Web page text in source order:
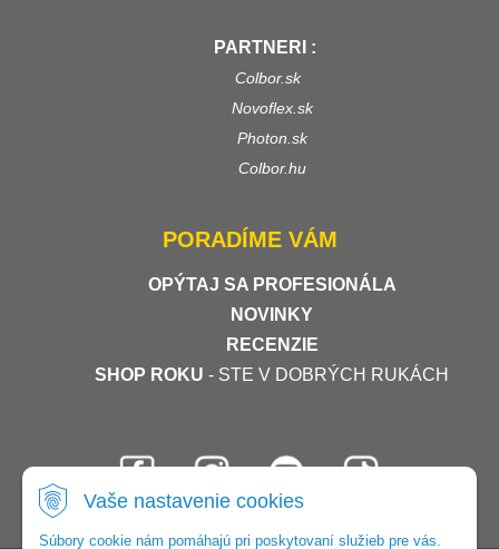
Vaše nastavenie cookies
Súbory cookie nám pomáhajú pri poskytovaní služieb pre vás.
PARTNERI :
Colbor.sk
Novoflex.sk
Photon.sk
Colbor.hu
PORADÍME VÁM
OPÝTAJ SA PROFESIONÁLA
NOVINKY
RECENZIE
SHOP ROKU - STE V DOBRÝCH RUKÁCH